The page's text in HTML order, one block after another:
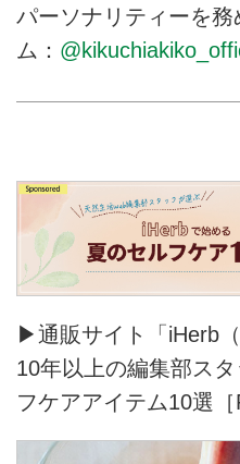
パーソナリティーを
ム：
▶通販サイト「iHerb
10年以上の編集部ス
フケアアイテム10選［